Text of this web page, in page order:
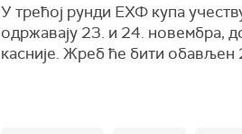
У трећој рунди ЕХФ купа
одржавају 23. и 24. новембра,
касније. Жреб ће бити обављен